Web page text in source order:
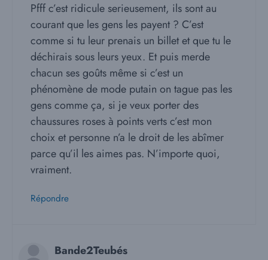
Pfff c’est ridicule serieusement, ils sont au
courant que les gens les payent ? C’est
comme si tu leur prenais un billet et que tu le
déchirais sous leurs yeux. Et puis merde
chacun ses goûts même si c’est un
phénomène de mode putain on tague pas les
gens comme ça, si je veux porter des
chaussures roses à points verts c’est mon
choix et personne n’a le droit de les abîmer
parce qu’il les aimes pas. N’importe quoi,
vraiment.
Répondre
Bande2Teubés